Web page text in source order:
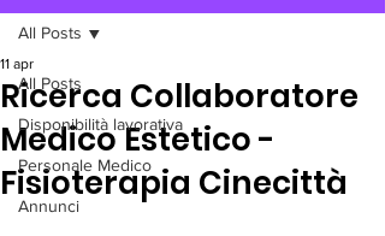
All Posts
Disponibilità lavorativa
Personale Medico
Annunci
All Posts
Ricerca Collaboratore
Medico Estetico -
Fisioterapia Cinecittà
11 apr